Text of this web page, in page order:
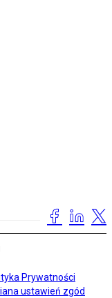
Prywatności
ustawień zgód